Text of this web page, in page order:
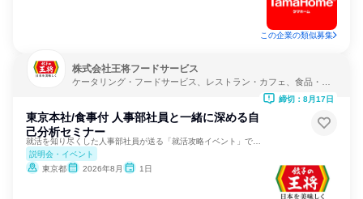
この企業の類似募集
株式会社王将フードサービス
ケータリング・フードサービス、レストラン・カフェ、食品・飲
東京本社/食事付 人事部社員と一緒に深める自
己分析セミナー
説明会・イベント
東京都
2026年8月 1日
締切：8月17日